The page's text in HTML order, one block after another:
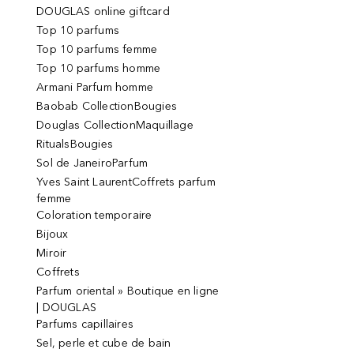
DOUGLAS online giftcard
Top 10 parfums
Top 10 parfums femme
Top 10 parfums homme
Armani Parfum homme
Baobab CollectionBougies
Douglas CollectionMaquillage
RitualsBougies
Sol de JaneiroParfum
Yves Saint LaurentCoffrets parfum
femme
Coloration temporaire
Bijoux
Miroir
Coffrets
Parfum oriental » Boutique en ligne
| DOUGLAS
Parfums capillaires
Sel, perle et cube de bain